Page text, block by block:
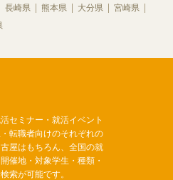
長崎県 熊本県 大分県
宮崎県
セミナー・就活イベント
転職者向けのそれぞれの
屋はもちろん、全国の就
催地・対象学生・種類・
索が可能です。